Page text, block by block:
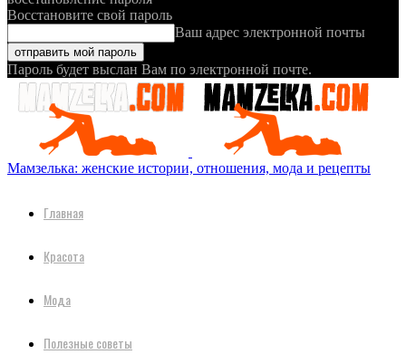
Восстановите свой пароль
Ваш адрес электронной почты
Пароль будет выслан Вам по электронной почте.
Мамзелька: женские истории, отношения, мода и рецепты
Главная
Красота
Мода
Полезные советы